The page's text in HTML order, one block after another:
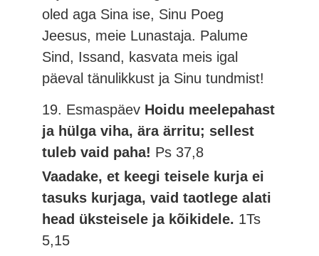
oled aga Sina ise, Sinu Poeg
Jeesus, meie Lunastaja. Palume
Sind, Issand, kasvata meis igal
päeval tänulikkust ja Sinu tundmist!
19. Esmaspäev Hoidu meelepahast
ja hülga viha, ära ärritu; sellest
tuleb vaid paha! Ps 37,8
Vaadake, et keegi teisele kurja ei
tasuks kurjaga, vaid taotlege alati
head üksteisele ja kõikidele. 1Ts
5,15